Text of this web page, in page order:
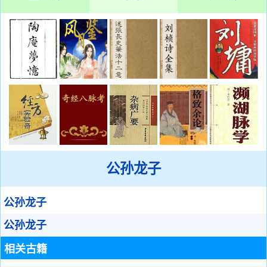
公孙龙子
公孙龙子
公孙龙子
相关古籍